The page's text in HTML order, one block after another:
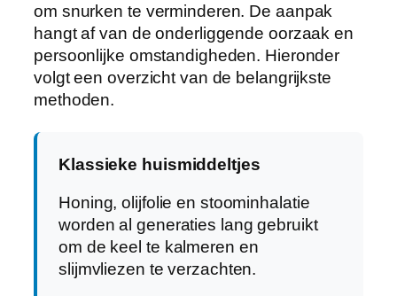
om snurken te verminderen. De aanpak
hangt af van de onderliggende oorzaak en
persoonlijke omstandigheden. Hieronder
volgt een overzicht van de belangrijkste
methoden.
Klassieke huismiddeltjes
Honing, olijfolie en stoominhalatie
worden al generaties lang gebruikt
om de keel te kalmeren en
slijmvliezen te verzachten.